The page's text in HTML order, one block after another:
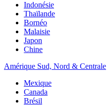
Indonésie
Thaïlande
Bornéo
Malaisie
Japon
Chine
Amérique Sud, Nord & Centrale
Mexique
Canada
Brésil